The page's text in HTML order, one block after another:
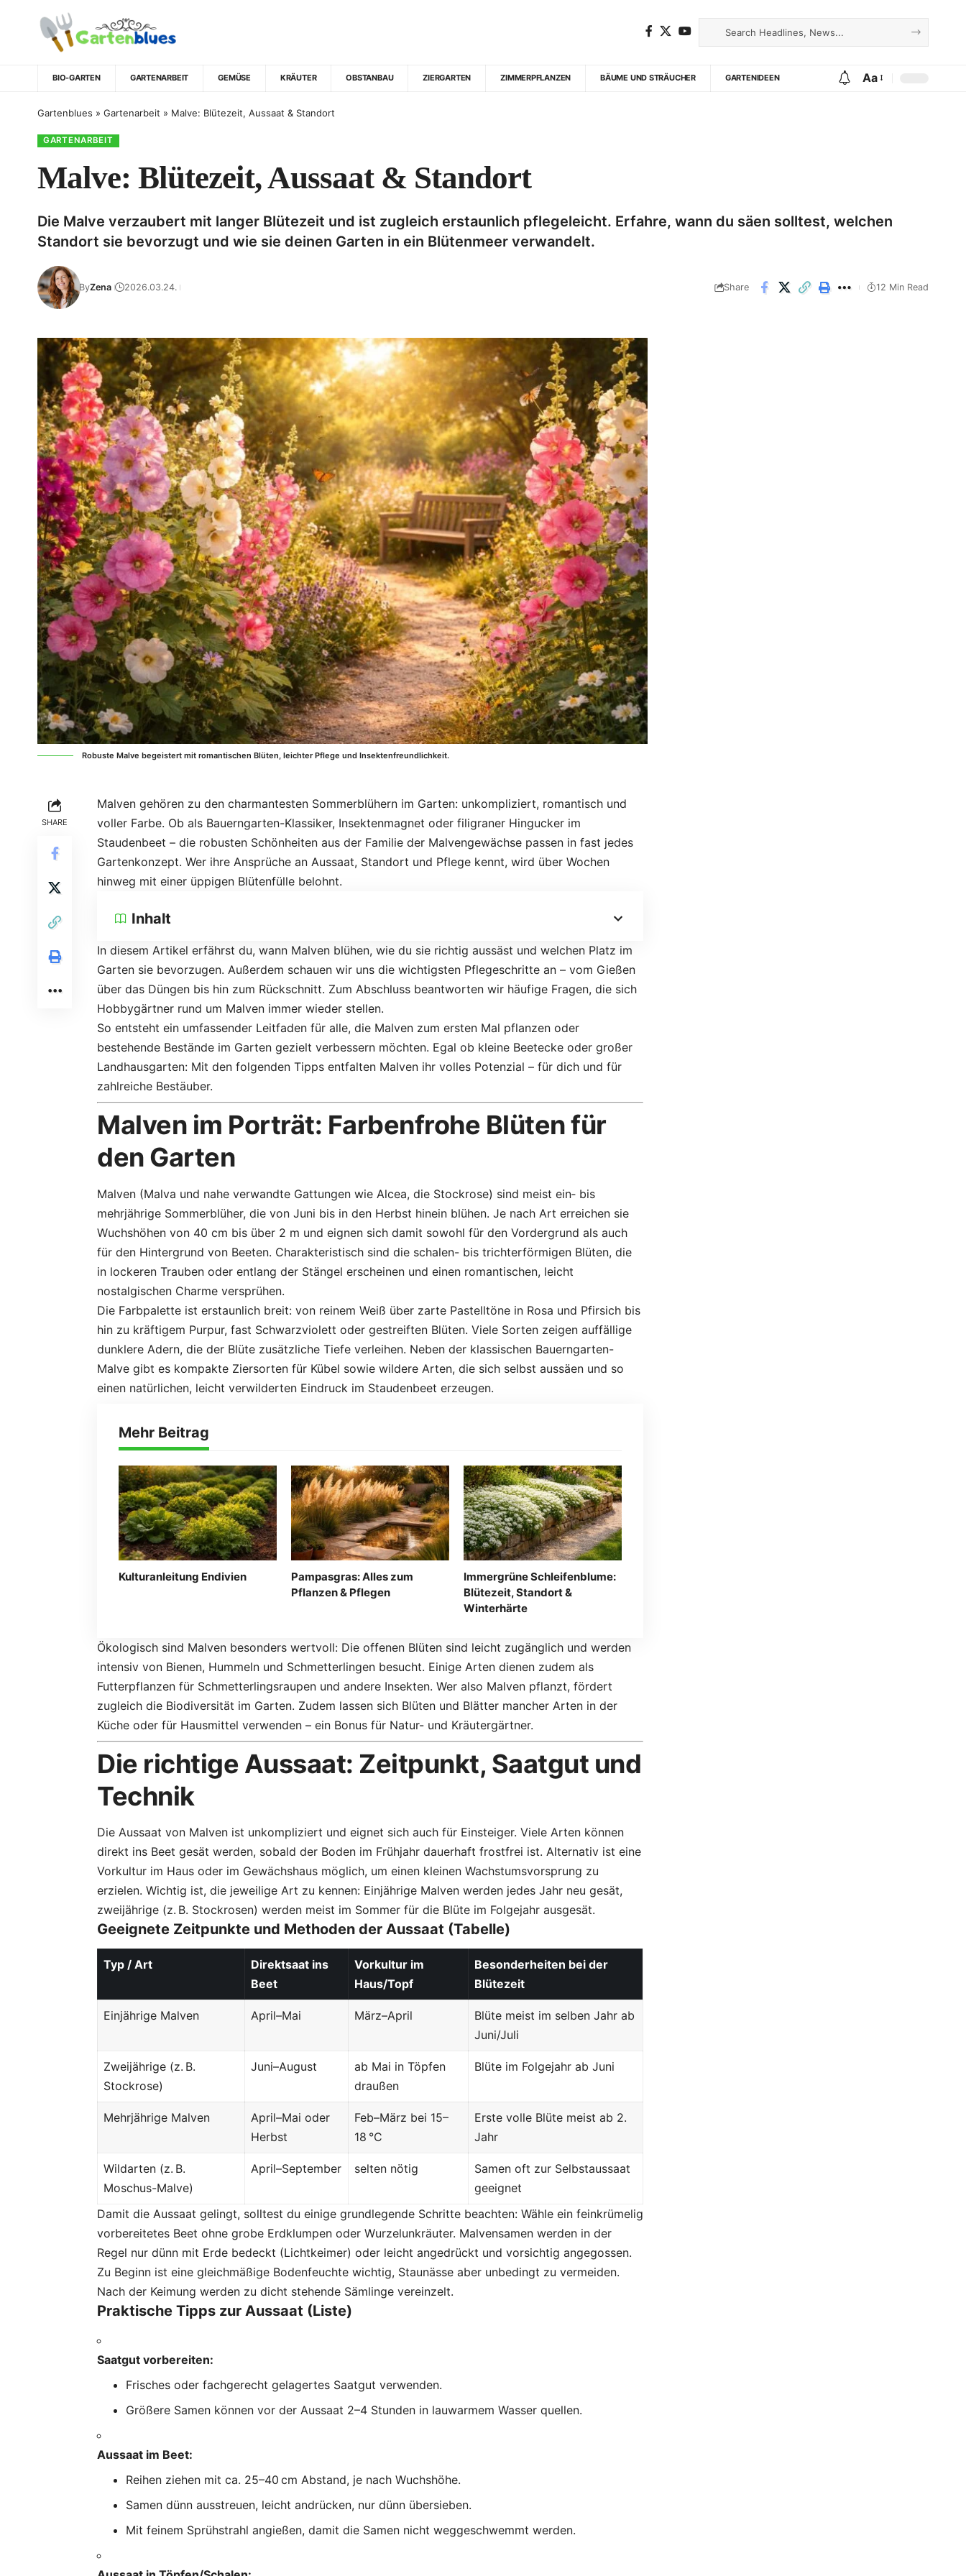
BIO-GARTEN GARTENARBEIT GEMÜSE KRÄUTER OBSTANBAU ZIERGARTEN ZIMMERPFLANZEN BÄUME UND STRÄUCHER GARTENIDEEN Aa
Gartenblues » Gartenarbeit » Malve: Blütezeit, Aussaat & Standort
GARTENARBEIT
Malve: Blütezeit, Aussaat & Standort
Die Malve verzaubert mit langer Blütezeit und ist zugleich erstaunlich pflegeleicht. Erfahre, wann du säen solltest, welchen
Standort sie bevorzugt und wie sie deinen Garten in ein Blütenmeer verwandelt.
ByZena 2026.03.24. Share 12 Min Read
Robuste Malve begeistert mit romantischen Blüten, leichter Pflege und Insektenfreundlichkeit.
SHARE
Malven gehören zu den charmantesten Sommerblühern im Garten: unkompliziert, romantisch und
voller Farbe. Ob als Bauerngarten-Klassiker, Insektenmagnet oder filigraner Hingucker im
Staudenbeet – die robusten Schönheiten aus der Familie der Malvengewächse passen in fast jedes
Gartenkonzept. Wer ihre Ansprüche an Aussaat, Standort und Pflege kennt, wird über Wochen
hinweg mit einer üppigen Blütenfülle belohnt.
Inhalt
In diesem Artikel erfährst du, wann Malven blühen, wie du sie richtig aussäst und welchen Platz im
Garten sie bevorzugen. Außerdem schauen wir uns die wichtigsten Pflegeschritte an – vom Gießen
über das Düngen bis hin zum Rückschnitt. Zum Abschluss beantworten wir häufige Fragen, die sich
Hobbygärtner rund um Malven immer wieder stellen.
So entsteht ein umfassender Leitfaden für alle, die Malven zum ersten Mal pflanzen oder
bestehende Bestände im Garten gezielt verbessern möchten. Egal ob kleine Beetecke oder großer
Landhausgarten: Mit den folgenden Tipps entfalten Malven ihr volles Potenzial – für dich und für
zahlreiche Bestäuber.
Malven im Porträt: Farbenfrohe Blüten für
den Garten
Malven (Malva und nahe verwandte Gattungen wie Alcea, die Stockrose) sind meist ein‑ bis
mehrjährige Sommerblüher, die von Juni bis in den Herbst hinein blühen. Je nach Art erreichen sie
Wuchshöhen von 40 cm bis über 2 m und eignen sich damit sowohl für den Vordergrund als auch
für den Hintergrund von Beeten. Charakteristisch sind die schalen- bis trichterförmigen Blüten, die
in lockeren Trauben oder entlang der Stängel erscheinen und einen romantischen, leicht
nostalgischen Charme versprühen.
Die Farbpalette ist erstaunlich breit: von reinem Weiß über zarte Pastelltöne in Rosa und Pfirsich bis
hin zu kräftigem Purpur, fast Schwarzviolett oder gestreiften Blüten. Viele Sorten zeigen auffällige
dunklere Adern, die der Blüte zusätzliche Tiefe verleihen. Neben der klassischen Bauerngarten-
Malve gibt es kompakte Ziersorten für Kübel sowie wildere Arten, die sich selbst aussäen und so
einen natürlichen, leicht verwilderten Eindruck im Staudenbeet erzeugen.
Mehr Beitrag
Kulturanleitung Endivien
Pampasgras: Alles zum
Pflanzen & Pflegen
Immergrüne Schleifenblume:
Blütezeit, Standort &
Winterhärte
Ökologisch sind Malven besonders wertvoll: Die offenen Blüten sind leicht zugänglich und werden
intensiv von Bienen, Hummeln und Schmetterlingen besucht. Einige Arten dienen zudem als
Futterpflanzen für Schmetterlingsraupen und andere Insekten. Wer also Malven pflanzt, fördert
zugleich die Biodiversität im Garten. Zudem lassen sich Blüten und Blätter mancher Arten in der
Küche oder für Hausmittel verwenden – ein Bonus für Natur- und Kräutergärtner.
Die richtige Aussaat: Zeitpunkt, Saatgut und
Technik
Die Aussaat von Malven ist unkompliziert und eignet sich auch für Einsteiger. Viele Arten können
direkt ins Beet gesät werden, sobald der Boden im Frühjahr dauerhaft frostfrei ist. Alternativ ist eine
Vorkultur im Haus oder im Gewächshaus möglich, um einen kleinen Wachstumsvorsprung zu
erzielen. Wichtig ist, die jeweilige Art zu kennen: Einjährige Malven werden jedes Jahr neu gesät,
zweijährige (z. B. Stockrosen) werden meist im Sommer für die Blüte im Folgejahr ausgesät.
Geeignete Zeitpunkte und Methoden der Aussaat (Tabelle)
Typ / Art
Direkt­saat ins
Beet
Vorkultur im
Haus/Topf
Besonderheiten bei der
Blütezeit
Einjährige Malven April–Mai März–April
Blüte meist im selben Jahr ab
Juni/Juli
Zweijährige (z. B.
Stockrose)
Juni–August
ab Mai in Töpfen
draußen
Blüte im Folgejahr ab Juni
Mehrjährige Malven
April–Mai oder
Herbst
Feb–März bei 15–
18 °C
Erste volle Blüte meist ab 2.
Jahr
Wildarten (z. B.
Moschus-Malve)
April–September selten nötig
Samen oft zur Selbst­aussaat
geeignet
Damit die Aussaat gelingt, solltest du einige grundlegende Schritte beachten: Wähle ein feinkrümelig
vorbereitetes Beet ohne grobe Erdklumpen oder Wurzelunkräuter. Malvensamen werden in der
Regel nur dünn mit Erde bedeckt (Lichtkeimer) oder leicht angedrückt und vorsichtig angegossen.
Zu Beginn ist eine gleichmäßige Bodenfeuchte wichtig, Staunässe aber unbedingt zu vermeiden.
Nach der Keimung werden zu dicht stehende Sämlinge vereinzelt.
Praktische Tipps zur Aussaat (Liste)
Saatgut vorbereiten:
Frisches oder fachgerecht gelagertes Saatgut verwenden.
Größere Samen können vor der Aussaat 2–4 Stunden in lauwarmem Wasser quellen.
Aussaat im Beet:
Reihen ziehen mit ca. 25–40 cm Abstand, je nach Wuchshöhe.
Samen dünn ausstreuen, leicht andrücken, nur dünn übersieben.
Mit feinem Sprühstrahl angießen, damit die Samen nicht weggeschwemmt werden.